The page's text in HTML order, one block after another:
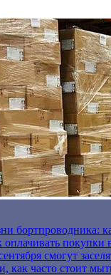
бортпроводника:
оплачивать покупки
смогут
как часто стоит